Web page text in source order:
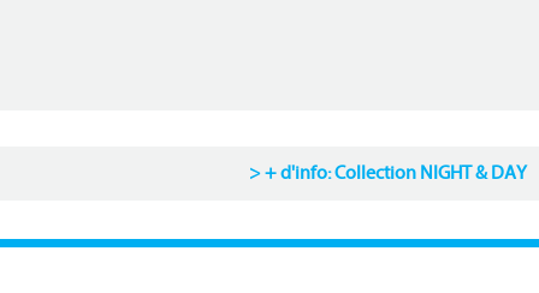
+ d'info: Collection NIGHT & DAY